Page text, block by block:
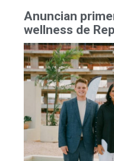
Anuncian
wellness de